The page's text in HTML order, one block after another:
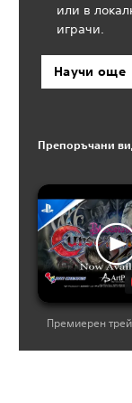
или в
играчи.
Научи още
Препоръчани
Премиерен